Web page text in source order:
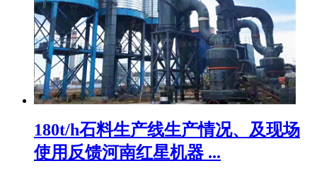
180t/h石料生产线生产情况、及现场
使用反馈河南红星机器 ...